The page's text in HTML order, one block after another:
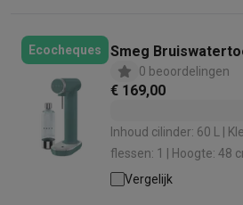
Ecocheques Smeg
0 beoordelingen
€ 169,00
Inhoud cilinder: 60 L | Kleur:
flessen: 1 |
Vergelijk